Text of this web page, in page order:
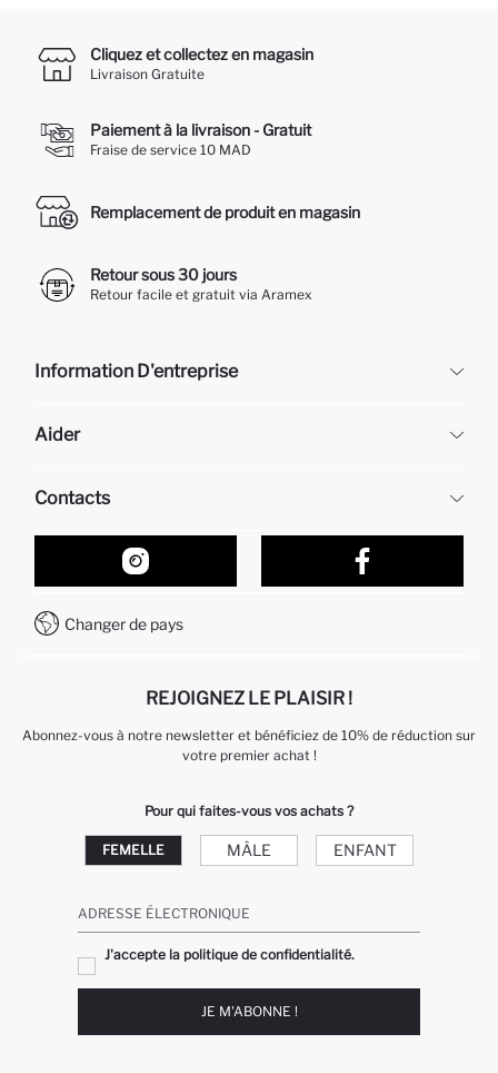
Cliquez et collectez en magasin
Livraison Gratuite
Paiement à la livraison - Gratuit
Fraise de service 10 MAD
Remplacement de produit en magasin
Retour sous 30 jours
Retour facile et gratuit via Aramex
Information D'entreprise
À propos de nous
Aider
Retour et changement
Suivi de la Commande
Comment acheter sur DeFacto ?
Comment payer sur DeFacto?
Contacts
Nos Magasins
Formulaire de contact
Service Client +212 525 076 633
Changer de pays
REJOIGNEZ LE PLAISIR !
Abonnez-vous à notre newsletter et bénéficiez de 10% de réduction sur
votre premier achat !
Pour qui faites-vous vos achats ?
FEMELLE MÂLE ENFANT
ADRESSE ÉLECTRONIQUE
J'accepte la politique de confidentialité.
JE M'ABONNE !